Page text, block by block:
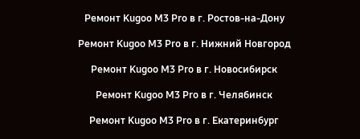
Ремонт Kugoo M3 Pro в г. Ростов-на-Дону
Ремонт Kugoo M3 Pro в г. Нижний Новгород
Ремонт Kugoo M3 Pro в г. Новосибирск
Ремонт Kugoo M3 Pro в г. Челябинск
Ремонт Kugoo M3 Pro в г. Екатеринбург